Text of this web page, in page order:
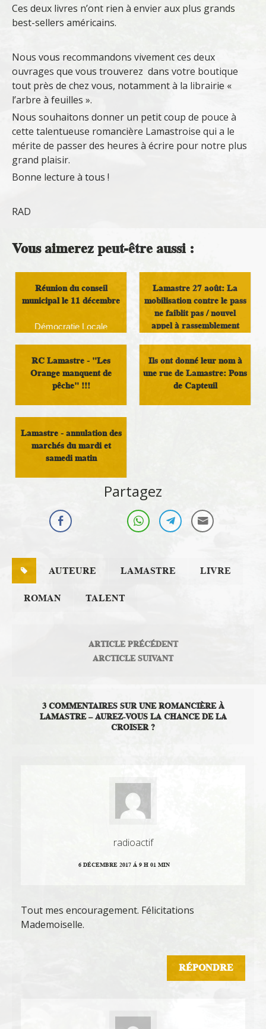
Ces deux livres n’ont rien à envier aux plus grands
best-sellers américains.
Nous vous recommandons vivement ces deux
ouvrages que vous trouverez dans votre boutique
tout près de chez vous, notamment à la librairie «
l’arbre à feuilles ».
Nous souhaitons donner un petit coup de pouce à
cette talentueuse romancière Lamastroise qui a le
mérite de passer des heures à écrire pour notre plus
grand plaisir.
Bonne lecture à tous !
RAD
Vous aimerez peut-être aussi :
Réunion du conseil
municipal le 11 décembre
Démocratie Locale
Lamastre 27 août: La
mobilisation contre le pass
ne faiblit pas / nouvel
appel à rassemblement
RC Lamastre - "Les
Orange manquent de
pêche" !!!
Ils ont donné leur nom à
une rue de Lamastre: Pons
de Capteuil
Lamastre - annulation des
marchés du mardi et
samedi matin
Partagez
AUTEURE LAMASTRE LIVRE
ROMAN TALENT
ARTICLE PRÉCÉDENT
ARCTICLE SUIVANT
3 COMMENTAIRES SUR UNE ROMANCIÈRE À
LAMASTRE – AUREZ-VOUS LA CHANCE DE LA
CROISER ?
radioactif
6 DÉCEMBRE 2017 Á 9 H 01 MIN
Tout mes encouragement. Félicitations
Mademoiselle.
RÉPONDRE